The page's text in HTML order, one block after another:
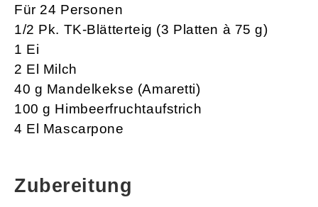
Für 24 Personen
1/2 Pk. TK-Blätterteig (3 Platten à 75 g)
1 Ei
2 El Milch
40 g Mandelkekse (Amaretti)
100 g Himbeerfruchtaufstrich
4 El Mascarpone
Zubereitung